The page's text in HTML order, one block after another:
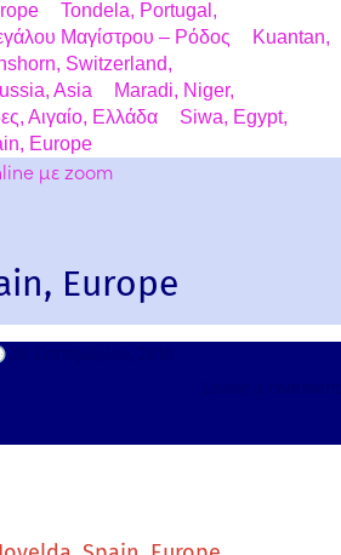
Tondela, Portugal,
Μαγίστρου – Ρόδος
Kuantan,
Switzerland,
Asia
Maradi, Niger,
Αιγαίο, Ελλάδα
Siwa, Egypt,
Europe
με zoom
Europe